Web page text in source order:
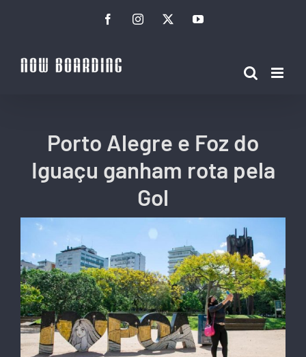
conteúdo
FacebookInstagramTwitterYouTube
Porto Alegre e Foz do
Iguaçu ganham rota pela
Gol